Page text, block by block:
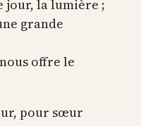
jour, la lumière ;
grande
offre le
pour sœur